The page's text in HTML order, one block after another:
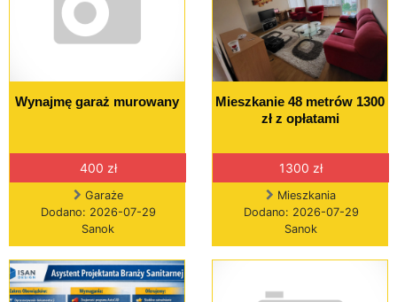
Wynajmę garaż murowany
400 zł
Garaże
Dodano: 2026-07-29
Sanok
Mieszkanie 48 metrów 1300
zł z opłatami
1300 zł
Mieszkania
Dodano: 2026-07-29
Sanok